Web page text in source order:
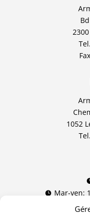
Tel.
Fax
1052
Tel.
 Mar-ven:
Sam: